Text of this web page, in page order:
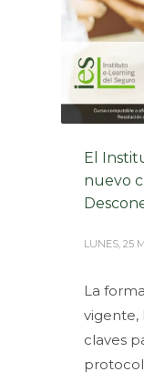
El
nuevo
LUNES, 25
La
vigente,
claves